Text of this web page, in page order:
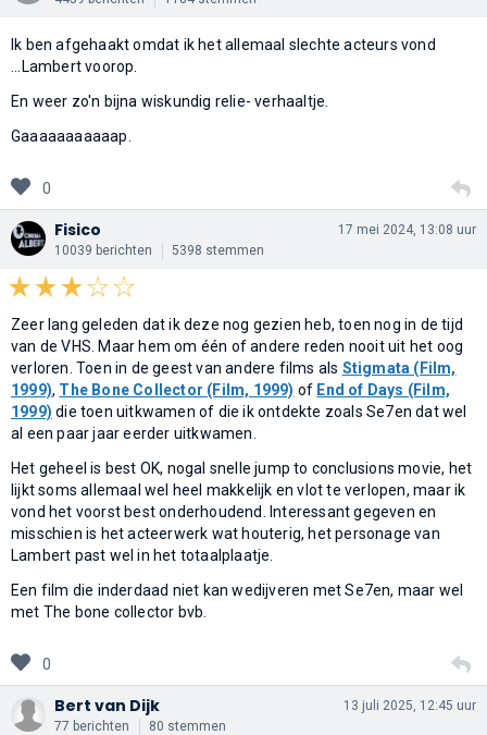
Ik ben afgehaakt omdat ik het allemaal slechte acteurs vond
...Lambert voorop.
En weer zo'n bijna wiskundig relie- verhaaltje.
Gaaaaaaaaaaap.
0
Fisico
10039 berichten 5398 stemmen
17 mei 2024, 13:08 uur
Zeer lang geleden dat ik deze nog gezien heb, toen nog in de tijd
van de VHS. Maar hem om één of andere reden nooit uit het oog
verloren. Toen in de geest van andere films als Stigmata (Film,
1999), The Bone Collector (Film, 1999) of End of Days (Film,
1999) die toen uitkwamen of die ik ontdekte zoals Se7en dat wel
al een paar jaar eerder uitkwamen.
Het geheel is best OK, nogal snelle jump to conclusions movie, het
lijkt soms allemaal wel heel makkelijk en vlot te verlopen, maar ik
vond het voorst best onderhoudend. Interessant gegeven en
misschien is het acteerwerk wat houterig, het personage van
Lambert past wel in het totaalplaatje.
Een film die inderdaad niet kan wedijveren met Se7en, maar wel
met The bone collector bvb.
0
Bert van Dijk
77 berichten 80 stemmen
13 juli 2025, 12:45 uur